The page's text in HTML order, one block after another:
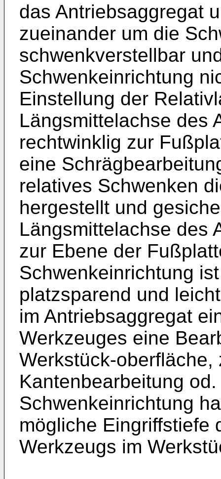
das Antriebsaggregat
zueinander um die
schwenkverstellbar
Schwenkeinrichtung
Einstellung der
Längsmittelachse des
rechtwinklig zur
eine
relatives Schwenken
hergestellt und
Längsmittelachse des
zur Ebene der
Schwenkeinrichtung
platzsparend und
im Antriebsaggregat
Werkzeuges eine
Werkstück-
Kantenbearbeitung
Schwenkeinrichtung
mögliche Eingriffstiefe
Werkzeugs im